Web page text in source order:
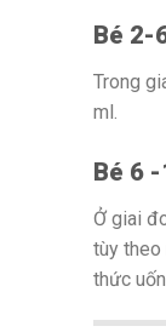
Bé 2-
Trong
ml.
Bé 6
Ở giai
tùy theo
thức